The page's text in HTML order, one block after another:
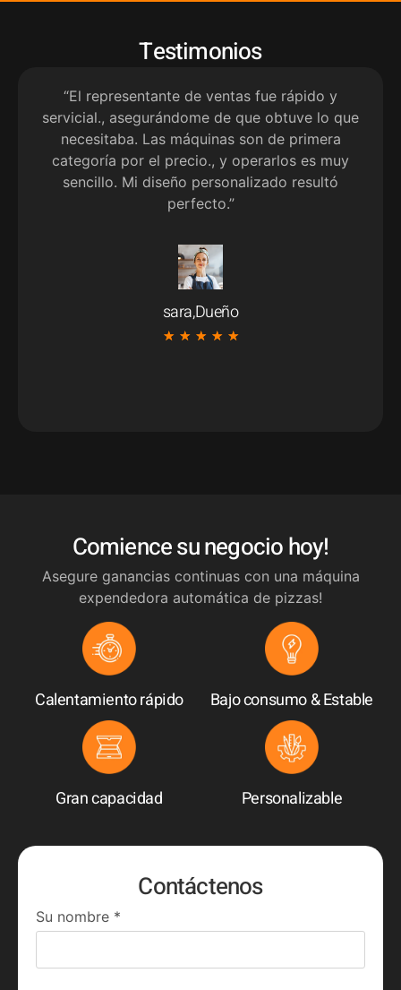
Testimonios
“El representante de ventas fue rápido y
servicial., asegurándome de que obtuve lo que
necesitaba. Las máquinas son de primera
categoría por el precio., y operarlos es muy
sencillo. Mi diseño personalizado resultó
perfecto.”
sara,Dueño
★ ★ ★ ★ ★
Comience su negocio hoy!
Asegure ganancias continuas con una máquina
expendedora automática de pizzas!
Calentamiento rápido Bajo consumo & Estable
Gran capacidad Personalizable
Contáctenos
Su nombre *